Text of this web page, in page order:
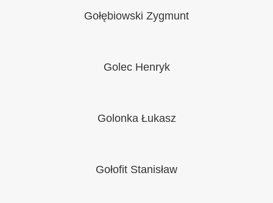
Gołębiowski Zygmunt
Golec Henryk
Golonka Łukasz
Gołofit Stanisław